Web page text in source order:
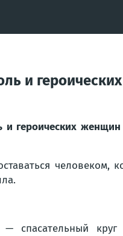
и
и героических
человеком,
круг